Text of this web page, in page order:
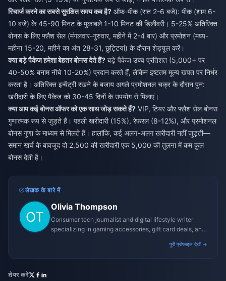
रिचार्ज करने का सबसे सुरक्षित समय कब है? ऑफ-पीक (रात 2-6 बजे): पीक (शाम 6-
10 बजे) के 45-90 मिनट के मुकाबले 1-10 मिनट की डिलीवरी। 5-25% अतिरिक्त
बोनस के लिए फ्लैश सेल (मंगलवार-गुरुवार, महीने में 2-4 बार) और प्रमोशन (मध्य-
महीना 15-20, महीने का अंत 28-31, छुट्टियां) के दौरान शेड्यूल करें।
क्या बड़े पैकेज हमेशा बेहतर बोनस देते हैं? बड़े पैकेज उच्च प्रतिशत (5,000+ पर
40-50% बनाम नीचे 10-20%) प्रदान करते हैं, लेकिन इष्टतम मूल्य खपत पर निर्भर
करता है। अतिरिक्त इन्वेंट्री रखने के बजाय अगले प्रमोशनल चक्र के दौरान पुन:
खरीदारी के लिए पैकेज को 30-45 दिनों के उपयोग से मिलाएं।
क्या आप कई बोनस ऑफर को एक साथ जोड़ सकते हैं? VIP, टियर और फ्लैश सेल बोनस
गुणात्मक रूप से जुड़ते हैं। पहली खरीदारी (15%), रेफरल (8-12%), और प्रमोशनल
बोनस गुणा के माध्यम से मिलते हैं। हालांकि, कई अलग-अलग खरीदारी नहीं जुड़ती—
समान खर्च के बावजूद दो 2,500 की खरीदारी एक 5,000 की तुलना में कम कुल
बोनस देती है।
लेखक के बारे में
Olivia Thompson
Consumer tech journalist and digital lifestyle writer
specializing in gaming accessories, gift card deals, and
पूरी प्रोफ़ाइल देखें →
शेयर करें